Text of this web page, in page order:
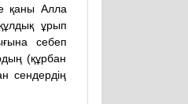
қаны Алла
ұрып
себеп
(құрбан
сендердің